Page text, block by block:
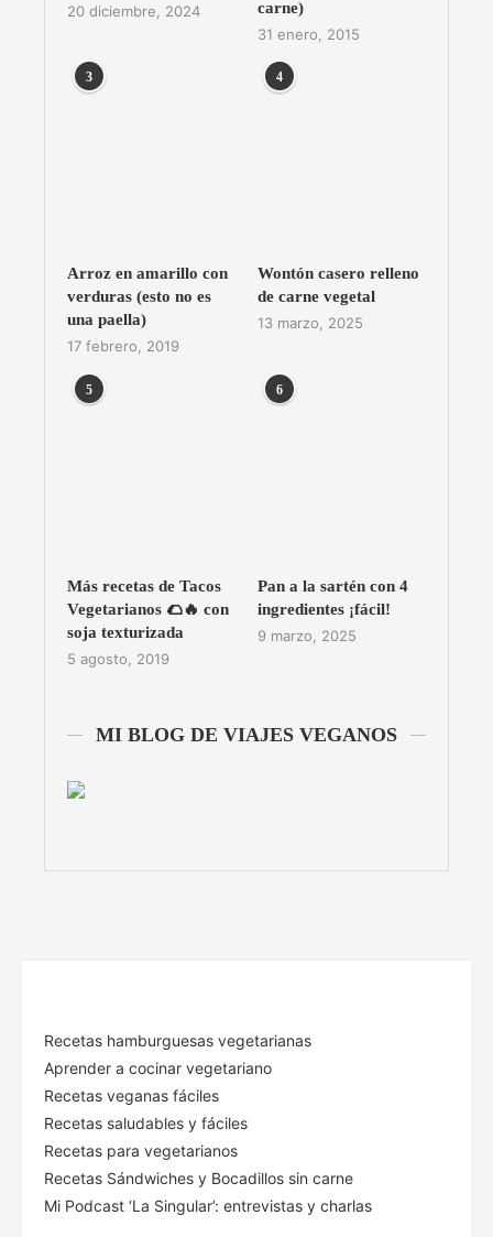
20 diciembre, 2024
carne)
31 enero, 2015
3
Arroz en amarillo con
verduras (esto no es
una paella)
17 febrero, 2019
4
Wontón casero relleno
de carne vegetal
13 marzo, 2025
5
Más recetas de Tacos
Vegetarianos 🌮🔥 con
soja texturizada
5 agosto, 2019
6
Pan a la sartén con 4
ingredientes ¡fácil!
9 marzo, 2025
MI BLOG DE VIAJES VEGANOS
Recetas hamburguesas vegetarianas
Aprender a cocinar vegetariano
Recetas veganas fáciles
Recetas saludables y fáciles
Recetas para vegetarianos
Recetas Sándwiches y Bocadillos sin carne
Mi Podcast ‘La Singular’: entrevistas y charlas